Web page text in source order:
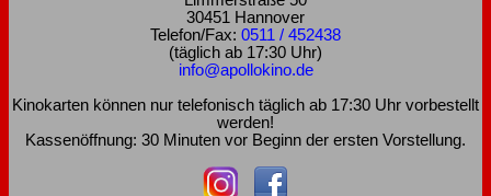
30451 Hannover
Telefon/Fax: 0511 / 452438
(täglich ab 17:30 Uhr)
info@apollokino.de
Kinokarten können nur telefonisch täglich ab 17:30 Uhr vorbestellt
werden!
Kassenöffnung: 30 Minuten vor Beginn der ersten Vorstellung.